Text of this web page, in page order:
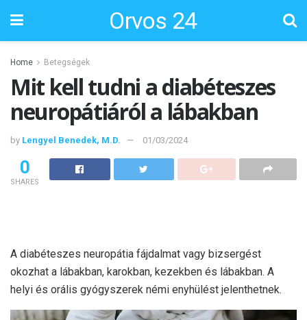
Orvos 24
Home Betegségek
Mit kell tudni a diabéteszes
neuropátiáról a lábakban
by Lengyel Benedek, M.D. 01/03/2024
0
SHARES
A diabéteszes neuropátia fájdalmat vagy bizsergést
okozhat a lábakban, karokban, kezekben és lábakban. A
helyi és orális gyógyszerek némi enyhülést jelenthetnek.